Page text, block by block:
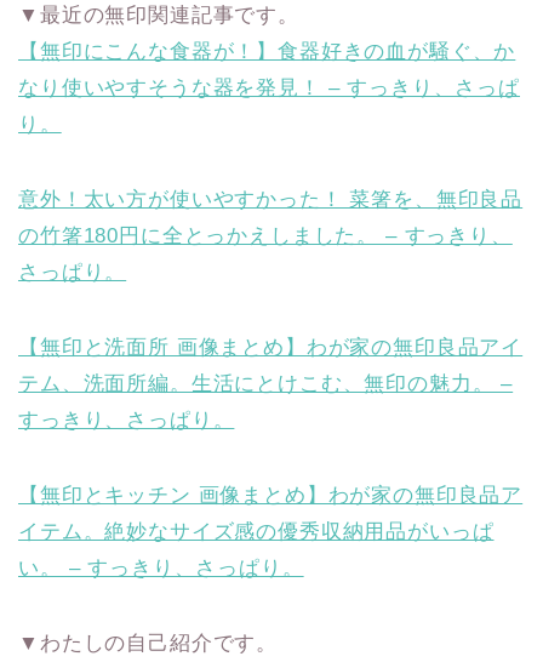
▼最近の無印関連記事です。
【無印にこんな食器が！】食器好きの血が騒ぐ、か
なり使いやすそうな器を発見！ – すっきり、さっぱ
り。
意外！太い方が使いやすかった！ 菜箸を、無印良品
の竹箸180円に全とっかえしました。 – すっきり、
さっぱり。
【無印と洗面所 画像まとめ】わが家の無印良品アイ
テム、洗面所編。生活にとけこむ、無印の魅力。 –
すっきり、さっぱり。
【無印とキッチン 画像まとめ】わが家の無印良品ア
イテム。絶妙なサイズ感の優秀収納用品がいっぱ
い。 – すっきり、さっぱり。
▼わたしの自己紹介です。